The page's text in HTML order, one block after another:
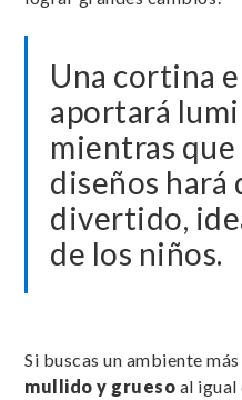
Una cortina
aportará
mientras que
diseños hará
divertido,
de los niños.
Si buscas un ambiente
mullido y grueso al igual